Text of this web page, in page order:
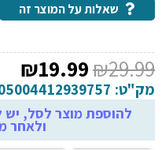
שאלות על המוצר זה
₪29.99 המחיר
המקורי
היה:
₪29.99.
₪19.99
מק"ט:
להוספת מוצר לסל, יש
ולאחר